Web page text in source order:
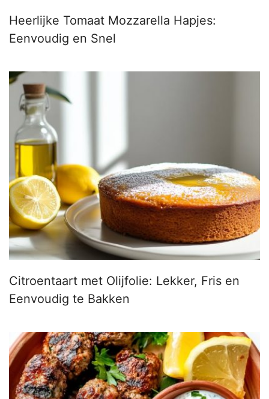
Heerlijke Tomaat Mozzarella Hapjes:
Eenvoudig en Snel
Citroentaart met Olijfolie: Lekker, Fris en
Eenvoudig te Bakken